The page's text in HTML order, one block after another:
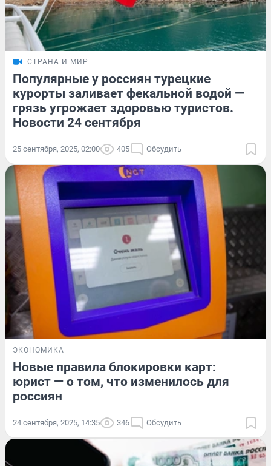
СТРАНА И МИР
Популярные у россиян турецкие
курорты заливает фекальной водой —
грязь угрожает здоровью туристов.
Новости 24 сентября
25 сентября, 2025, 02:00 405 Обсудить
ЭКОНОМИКА
Новые правила блокировки карт:
юрист — о том, что изменилось для
россиян
24 сентября, 2025, 14:35 346 Обсудить